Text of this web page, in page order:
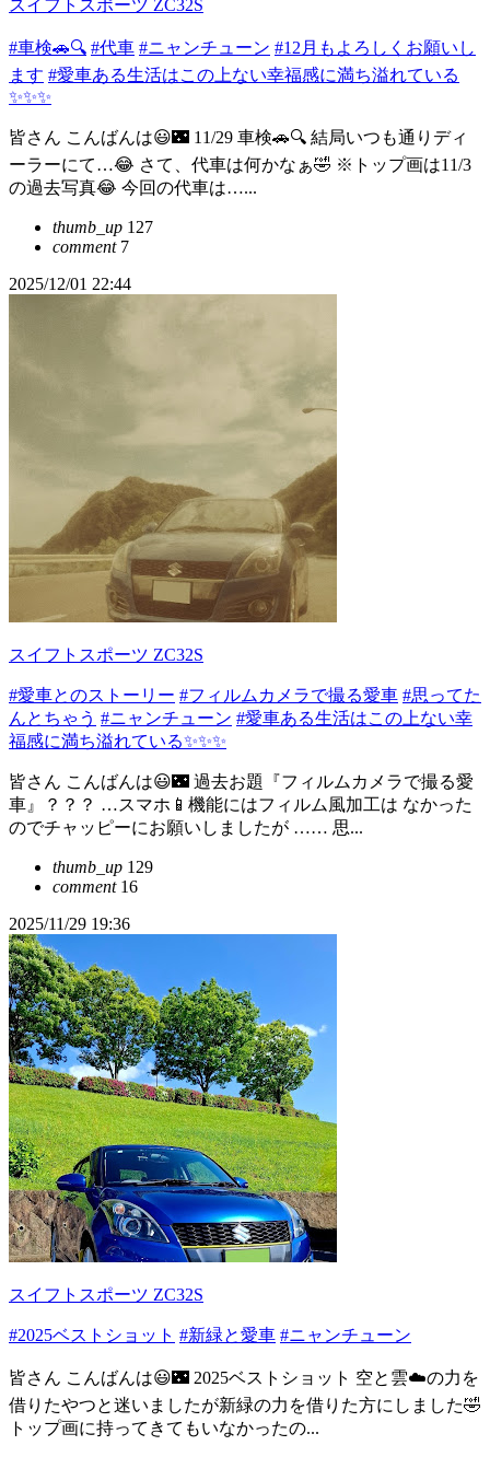
スイフトスポーツ ZC32S
#車検🚗🔍️ #代車 #ニャンチューン #12月もよろしくお願いし
ます #愛車ある生活はこの上ない幸福感に満ち溢れている
✨✨✨
皆さん こんばんは😃🌃 11/29 車検🚗🔍️ 結局いつも通りディ
ーラーにて…😂 さて、代車は何かなぁ🤣 ※トップ画は11/3
の過去写真😂 今回の代車は…...
thumb_up 127
comment7
2025/12/01 22:44
スイフトスポーツ ZC32S
#愛車とのストーリー #フィルムカメラで撮る愛車 #思ってた
んとちゃう #ニャンチューン #愛車ある生活はこの上ない幸
福感に満ち溢れている✨✨✨
皆さん こんばんは😃🌃 過去お題『フィルムカメラで撮る愛
車』？？？ …スマホ📱機能にはフィルム風加工は なかった
のでチャッピーにお願いしましたが …… 思...
thumb_up 129
comment16
2025/11/29 19:36
スイフトスポーツ ZC32S
#2025ベストショット #新緑と愛車 #ニャンチューン
皆さん こんばんは😃🌃 2025ベストショット 空と雲☁️の力を
借りたやつと迷いましたが新緑の力を借りた方にしました🤣
トップ画に持ってきてもいなかったの...